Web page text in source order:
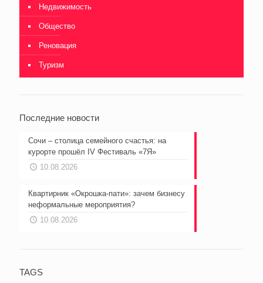
Недвижимость
Общество
Реновация
Туризм
Последние новости
Сочи – столица семейного счастья: на
курорте прошёл IV Фестиваль «7Я»
10.08.2026
Квартирник «Окрошка-пати»: зачем бизнесу
неформальные мероприятия?
10.08.2026
TAGS